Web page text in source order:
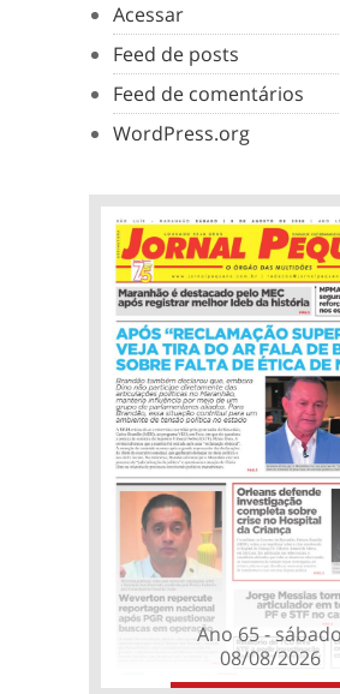
Acessar
Feed de posts
Feed de comentários
WordPress.org
Ano 65 - sábado
08/08/2026